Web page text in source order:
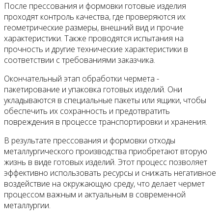
После прессования и формовки готовые изделия
проходят контроль качества, где проверяются их
геометрические размеры, внешний вид и прочие
характеристики. Также проводятся испытания на
прочность и другие технические характеристики в
соответствии с требованиями заказчика.
Окончательный этап обработки чермета -
пакетирование и упаковка готовых изделий. Они
укладываются в специальные пакеты или ящики, чтобы
обеспечить их сохранность и предотвратить
повреждения в процессе транспортировки и хранения.
В результате прессования и формовки отходы
металлургического производства приобретают вторую
жизнь в виде готовых изделий. Этот процесс позволяет
эффективно использовать ресурсы и снижать негативное
воздействие на окружающую среду, что делает чермет
процессом важным и актуальным в современной
металлургии.